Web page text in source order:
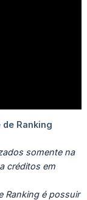
somente na
créditos em
Ranking é possuir